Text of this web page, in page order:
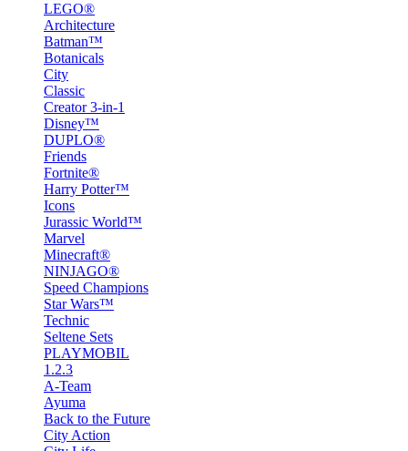
LEGO®
Architecture
Batman™
Botanicals
City
Classic
Creator 3-in-1
Disney™
DUPLO®
Friends
Fortnite®
Harry Potter™
Icons
Jurassic World™
Marvel
Minecraft®
NINJAGO®
Speed Champions
Star Wars™
Technic
Seltene Sets
PLAYMOBIL
1.2.3
A-Team
Ayuma
Back to the Future
City Action